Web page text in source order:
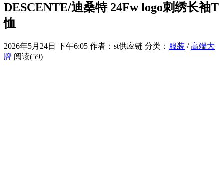
DESCENTE/迪桑特 24Fw logo刺绣长袖T
恤
2026年5月24日 下午6:05 作者：st供应链 分类： 服装 /高端大
牌 阅读(59)